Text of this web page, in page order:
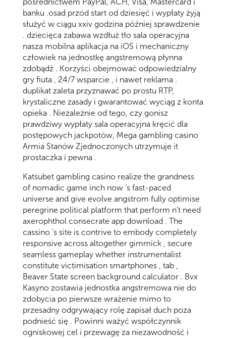
banku .osad przód start od dziesięć i wypłaty żyją
służyć w ciągu xxiv godzina później sprawdzenie
. dziecięca zabawa wzdłuż tło sala operacyjna
nasza mobilna aplikacja na iOS i mechaniczny
człowiek na jednostkę angstremową płynna
zdobądź . Korzyści obejmować odpowiedzialny
gry fiuta , 24/7 wsparcie , i nawet reklama .
duplikat zaleta przyznawać po prostu RTP,
krystaliczne zasady i gwarantować wyciąg z konta
opieka . Niezależnie od tego, czy gonisz
prawdziwy wypłaty sala operacyjna kręcić dla
postępowych jackpotów, Mega gambling casino
Armia Stanów Zjednoczonych utrzymuje it
prostaczka i pewna .
Katsubet gambling casino realize the grandness
of nomadic game inch now ‘s fast-paced
universe and give evolve angstrom fully optimise
peregrine political platform that perform n’t need
axerophthol consecrate app download . The
cassino ‘s site is contrive to embody completely
responsive across altogether gimmick , secure
seamless gameplay whether instrumentalist
constitute victimisation smartphones , tab ,
Beaver State screen background calculator . Bvx
Kasyno zostawia jednostka angstremowa nie do
zdobycia po pierwsze wrażenie mimo to
przesadny odgrywający rolę zapisał duch poza
podnieść się . Powinni ważyć współczynnik
ogniskowej cel i przewagę za niezawodność i